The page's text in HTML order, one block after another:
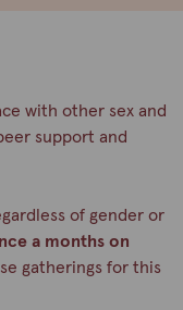
with other sex and
support and
of gender or
a months on
gatherings for this